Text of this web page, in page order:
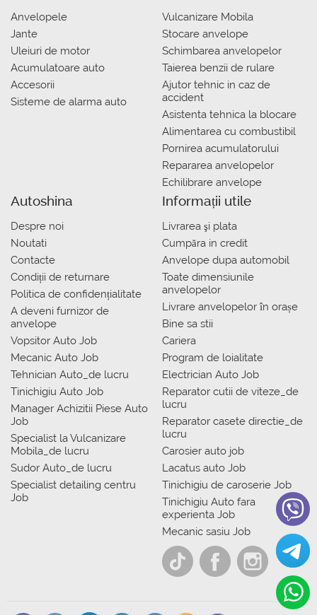
Anvelopele
Jante
Uleiuri de motor
Acumulatoare auto
Accesorii
Sisteme de alarma auto
Vulcanizare Mobila
Stocare anvelope
Schimbarea anvelopelor
Taierea benzii de rulare
Ajutor tehnic in caz de
accident
Asistenta tehnica la blocare
Alimentarea cu combustibil
Pornirea acumulatorului
Repararea anvelopelor
Echilibrare anvelope
Autoshina
Despre noi
Noutati
Contacte
Condiții de returnare
Politica de confidențialitate
A deveni furnizor de
anvelope
Vopsitor Auto Job
Mecanic Auto Job
Tehnician Auto_de lucru
Tinichigiu Auto Job
Manager Achizitii Piese Auto
Job
Specialist la Vulcanizare
Mobila_de lucru
Sudor Auto_de lucru
Specialist detailing centru
Job
Informații utile
Livrarea şi plata
Сumpăra in credit
Anvelope dupa automobil
Toate dimensiunile
anvelopelor
Livrare anvelopelor în orașe
Bine sa stii
Cariera
Program de loialitate
Electrician Auto Job
Reparator cutii de viteze_de
lucru
Reparator casete directie_de
lucru
Carosier auto job
Lacatus auto Job
Tinichigiu de caroserie Job
Tinichigiu Auto fara
experienta Job
Mecanic sasiu Job